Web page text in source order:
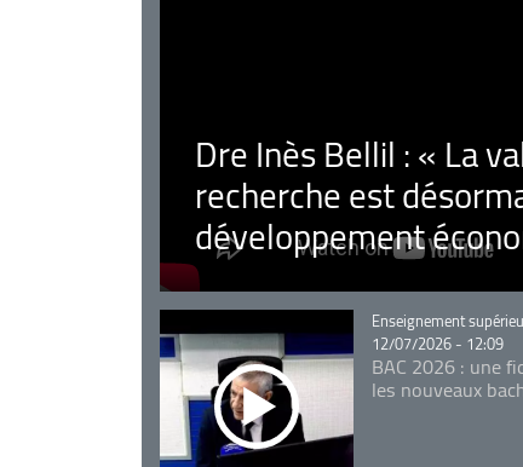
Dre Inès Bellil : « La
recherche est
développement
Catégorie
Enseignement
12/07/2026 - 12:09
BAC 2026 : une
les nouveaux